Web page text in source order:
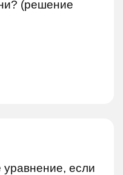
(решение
уравнение, если